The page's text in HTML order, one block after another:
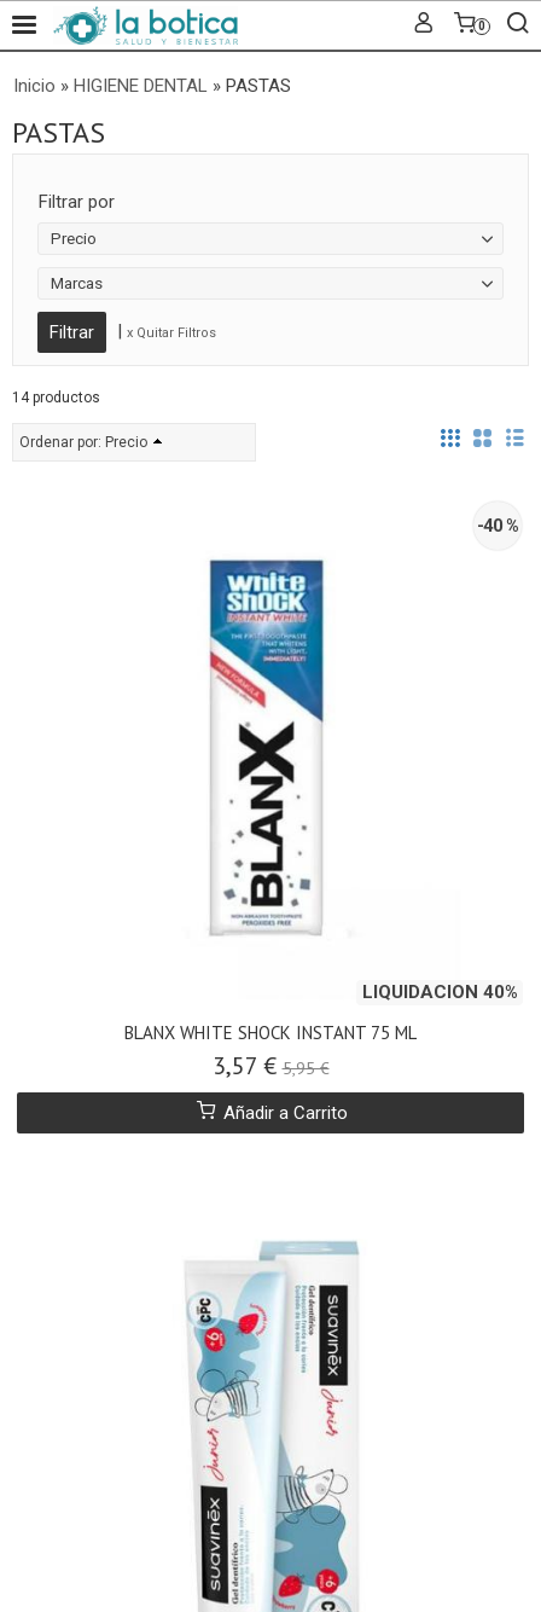
0
Inicio » HIGIENE DENTAL » PASTAS
PASTAS
Filtrar por
Precio
Marcas
| x Quitar Filtros
14 productos
Ordenar por: Precio
LIQUIDACION 40%
-40 %
BLANX WHITE SHOCK INSTANT 75 ML
3,57 €5,95 €
Añadir a Carrito